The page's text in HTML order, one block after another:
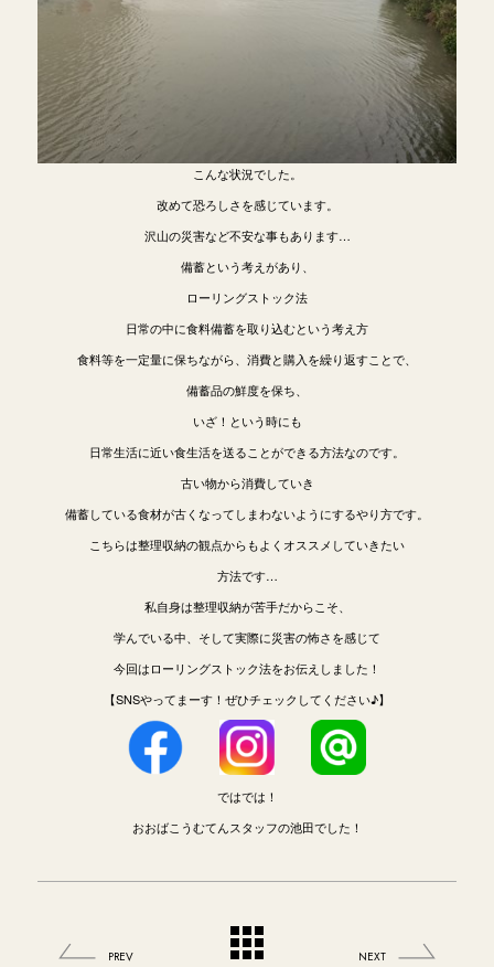
こんな状況でした。
改めて恐ろしさを感じています。
沢山の災害など不安な事もあります…
備蓄という考えがあり、
ローリングストック法
日常の中に食料備蓄を取り込むという考え方
食料等を一定量に保ちながら、消費と購入を繰り返すことで、
備蓄品の鮮度を保ち、
いざ！という時にも
日常生活に近い食生活を送ることができる方法なのです。
古い物から消費していき
備蓄している食材が古くなってしまわないようにするやり方です。
こちらは整理収納の観点からもよくオススメしていきたい
方法です…
私自身は整理収納が苦手だからこそ、
学んでいる中、そして実際に災害の怖さを感じて
今回はローリングストック法をお伝えしました！
【SNSやってまーす！ぜひチェックしてください♪】
ではでは！
おおばこうむてんスタッフの池田でした！
PREV
NEXT